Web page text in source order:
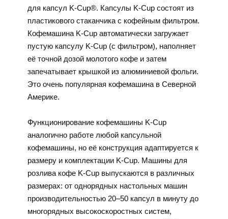
для капсул K-Cup®. Капсулы K-Cup состоят из
пластикового стаканчика с кофейным фильтром.
Кофемашина K-Cup автоматически загружает
пустую капсулу K-Cup (с фильтром), наполняет
её точной дозой молотого кофе и затем
запечатывает крышкой из алюминиевой фольги.
Это очень популярная кофемашина в Северной
Америке.
Функционирование кофемашины K-Cup
аналогично работе любой капсульной
кофемашины, но её конструкция адаптируется к
размеру и комплектации K-Cup. Машины для
розлива кофе K-Cup выпускаются в различных
размерах: от однорядных настольных машин
производительностью 20–50 капсул в минуту до
многорядных высокоскоростных систем,